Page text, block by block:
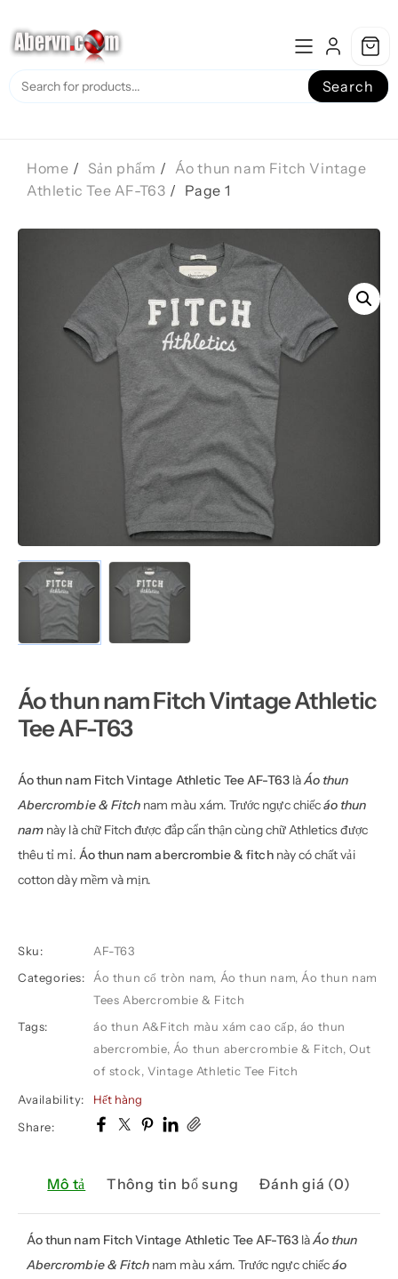
to
content
Search
Home Sản phẩm
Áo thun nam Fitch Vintage
Athletic Tee AF-T63
Page 1
Áo thun nam Fitch Vintage Athletic
Tee AF-T63
Áo thun nam Fitch Vintage Athletic Tee AF-T63làÁo thun
Abercrombie & Fitch nam màu xám. Trước ngực chiếcáo thun
nam này là chữ Fitch được đắp cẩn thận cùng chữ Athletics được
thêu tỉ mỉ. Áo thun nam abercrombie & fitchnày có chất vải
cotton dày mềm và mịn.
Sku:
AF-T63
Categories:
Áo thun cổ tròn nam, Áo thun nam, Áo thun nam
Tees Abercrombie & Fitch
Tags:
áo thun A&Fitch màu xám cao cấp, áo thun
abercrombie, Áo thun abercrombie & Fitch,Out
of stock,Vintage Athletic Tee Fitch
Availability:
Hết hàng
Share:
Mô tả Thông tin bổ sung Đánh giá (0)
Áo thun nam Fitch Vintage Athletic Tee AF-T63làÁo thun
Abercrombie & Fitch nam màu xám. Trước ngực chiếcáo